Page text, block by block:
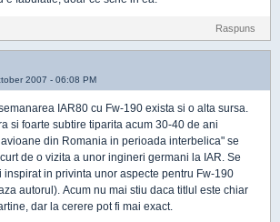
Raspuns
2007 - 06:08 PM
IAR80 cu Fw-190 exista si o alta sursa.
si foarte subtire tiparita acum 30-40 de ani
din Romania in perioada interbelica" se
de o vizita a unor ingineri germani la IAR. Se
inspirat in privinta unor aspecte pentru Fw-190
autorul). Acum nu mai stiu daca titlul este chiar
dar la cerere pot fi mai exact.